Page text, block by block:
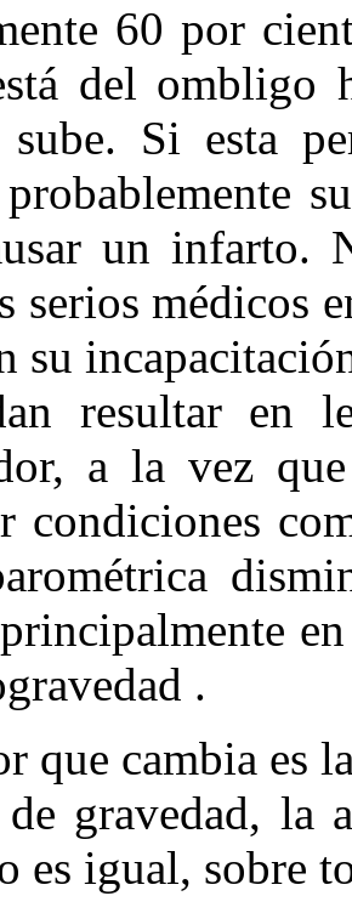
60 por
del ombligo
sube. Si esta
un infarto.
serios médicos
su
resultar en
a la vez
condiciones
.
que cambia es
gravedad, la
es igual, sobre